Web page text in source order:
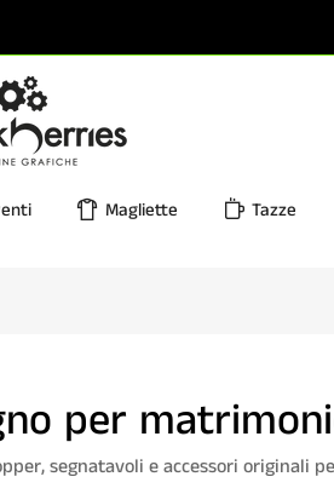
Magliette Tazze
per
segnatavoli e accessori originali